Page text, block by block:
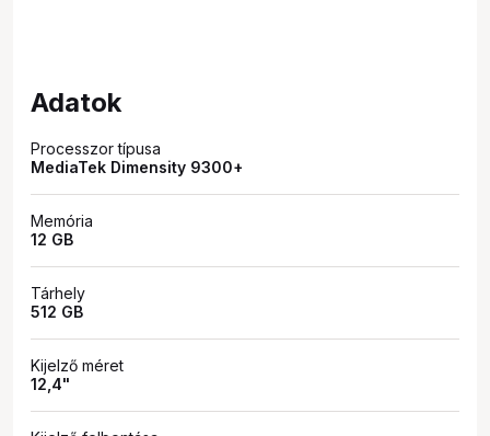
Adatok
Processzor típusa
MediaTek Dimensity 9300+
Memória
12 GB
Tárhely
512 GB
Kijelző méret
12,4"